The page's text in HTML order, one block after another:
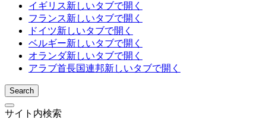
イギリス新しいタブで開く
フランス新しいタブで開く
ドイツ新しいタブで開く
ベルギー新しいタブで開く
オランダ新しいタブで開く
アラブ首長国連邦新しいタブで開く
Search
サイト内検索